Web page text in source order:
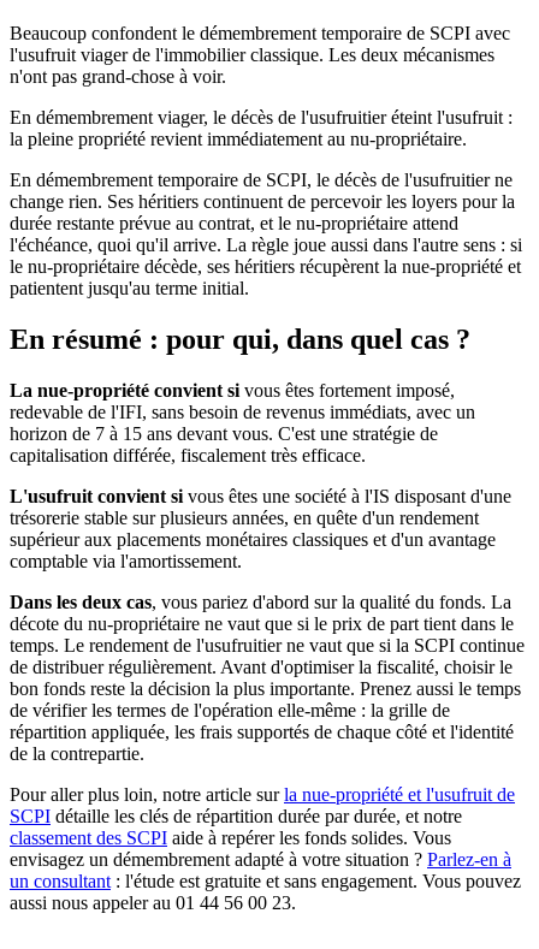
Beaucoup confondent le démembrement temporaire de SCPI avec
l'usufruit viager de l'immobilier classique. Les deux mécanismes
n'ont pas grand-chose à voir.
En démembrement viager, le décès de l'usufruitier éteint l'usufruit :
la pleine propriété revient immédiatement au nu-propriétaire.
En démembrement temporaire de SCPI, le décès de l'usufruitier ne
change rien. Ses héritiers continuent de percevoir les loyers pour la
durée restante prévue au contrat, et le nu-propriétaire attend
l'échéance, quoi qu'il arrive. La règle joue aussi dans l'autre sens : si
le nu-propriétaire décède, ses héritiers récupèrent la nue-propriété et
patientent jusqu'au terme initial.
En résumé : pour qui, dans quel cas ?
La nue-propriété convient si vous êtes fortement imposé,
redevable de l'IFI, sans besoin de revenus immédiats, avec un
horizon de 7 à 15 ans devant vous. C'est une stratégie de
capitalisation différée, fiscalement très efficace.
L'usufruit convient si vous êtes une société à l'IS disposant d'une
trésorerie stable sur plusieurs années, en quête d'un rendement
supérieur aux placements monétaires classiques et d'un avantage
comptable via l'amortissement.
Dans les deux cas, vous pariez d'abord sur la qualité du fonds. La
décote du nu-propriétaire ne vaut que si le prix de part tient dans le
temps. Le rendement de l'usufruitier ne vaut que si la SCPI continue
de distribuer régulièrement. Avant d'optimiser la fiscalité, choisir le
bon fonds reste la décision la plus importante. Prenez aussi le temps
de vérifier les termes de l'opération elle-même : la grille de
répartition appliquée, les frais supportés de chaque côté et l'identité
de la contrepartie.
Pour aller plus loin, notre article surla nue-propriété et l'usufruit de
SCPI détaille les clés de répartition durée par durée, et notre
classement des SCPI aide à repérer les fonds solides. Vous
envisagez un démembrement adapté à votre situation ? Parlez-en à
un consultant : l'étude est gratuite et sans engagement. Vous pouvez
aussi nous appeler au 01 44 56 00 23.